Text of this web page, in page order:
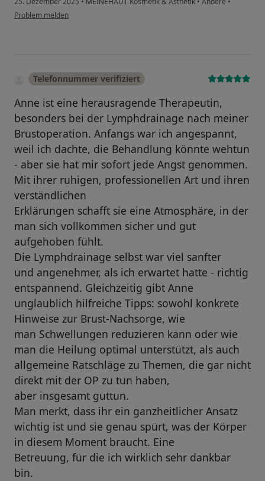
Problem melden
Telefonnummer verifiziert
Anne ist eine herausragende Therapeutin,
besonders bei der Lymphdrainage nach meiner
Brustoperation. Anfangs war ich angespannt,
weil ich dachte, die Behandlung könnte wehtun
- aber sie hat mir sofort jede Angst genommen.
Mit ihrer ruhigen, professionellen Art und ihren
verständlichen
Erklärungen schafft sie eine Atmosphäre, in der
man sich vollkommen sicher und gut
aufgehoben fühlt.
Die Lymphdrainage selbst war viel sanfter
und angenehmer, als ich erwartet hatte - richtig
entspannend. Gleichzeitig gibt Anne
unglaublich hilfreiche Tipps: sowohl konkrete
Hinweise zur Brust-Nachsorge, wie
man Schwellungen reduzieren kann oder wie
man die Heilung optimal unterstützt, als auch
allgemeine Ratschläge zu Themen, die gar nicht
direkt mit der OP zu tun haben,
aber insgesamt guttun.
Man merkt, dass ihr ein ganzheitlicher Ansatz
wichtig ist und sie genau spürt, was der Körper
in diesem Moment braucht. Eine
Betreuung, für die ich wirklich sehr dankbar
bin.